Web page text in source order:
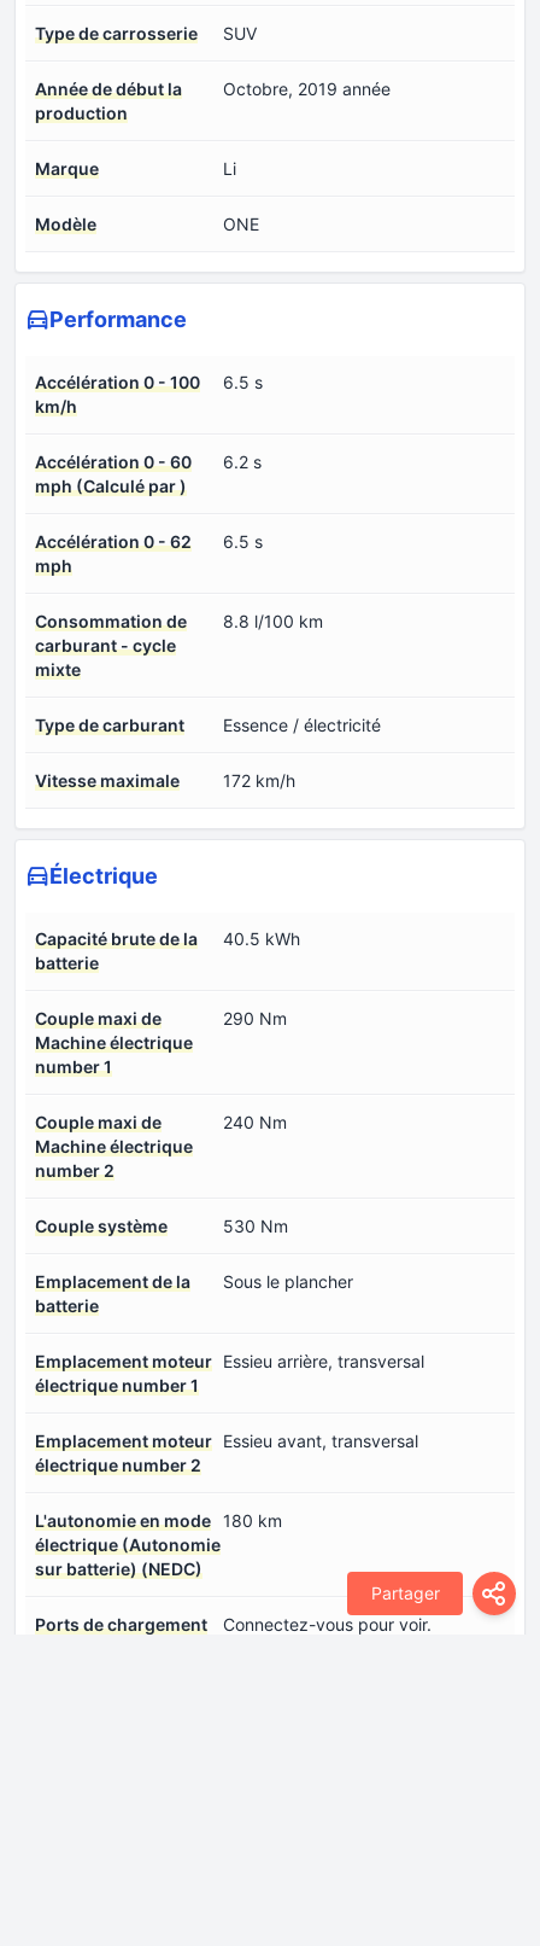
Partager
Type de carrosserie SUV
Année de début la
production
Octobre, 2019 année
Marque Li
Modèle ONE
Performance
Accélération 0 - 100
km/h
6.5 s
Accélération 0 - 60
mph (Calculé par )
6.2 s
Accélération 0 - 62
mph
6.5 s
Consommation de
carburant - cycle
mixte
8.8 l/100 km
Type de carburant Essence / électricité
Vitesse maximale 172 km/h
Électrique
Capacité brute de la
batterie
40.5 kWh
Couple maxi de
Machine électrique
number 1
290 Nm
Couple maxi de
Machine électrique
number 2
240 Nm
Couple système 530 Nm
Emplacement de la
batterie
Sous le plancher
Emplacement moteur
électrique number 1
Essieu arrière, transversal
Emplacement moteur
électrique number 2
Essieu avant, transversal
L'autonomie en mode
électrique (Autonomie
sur batterie) (NEDC)
180 km
Ports de chargement
Connectez-vous pour voir.